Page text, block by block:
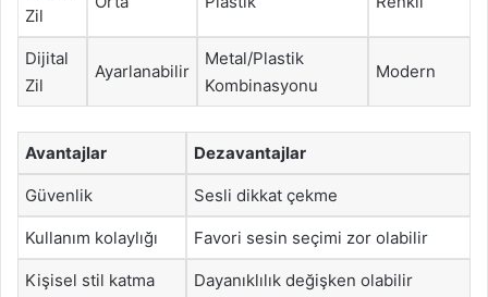
Zil
Dijital
Zil
Ayarlanabilir
Metal/Plastik
Kombinasyonu
Modern
Avantajlar Dezavantajlar
Güvenlik Sesli dikkat çekme
Kullanım kolaylığı Favori sesin seçimi zor olabilir
Kişisel stil katma Dayanıklılık değişken olabilir